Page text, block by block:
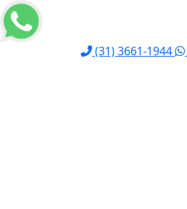
(31) 3661-1944